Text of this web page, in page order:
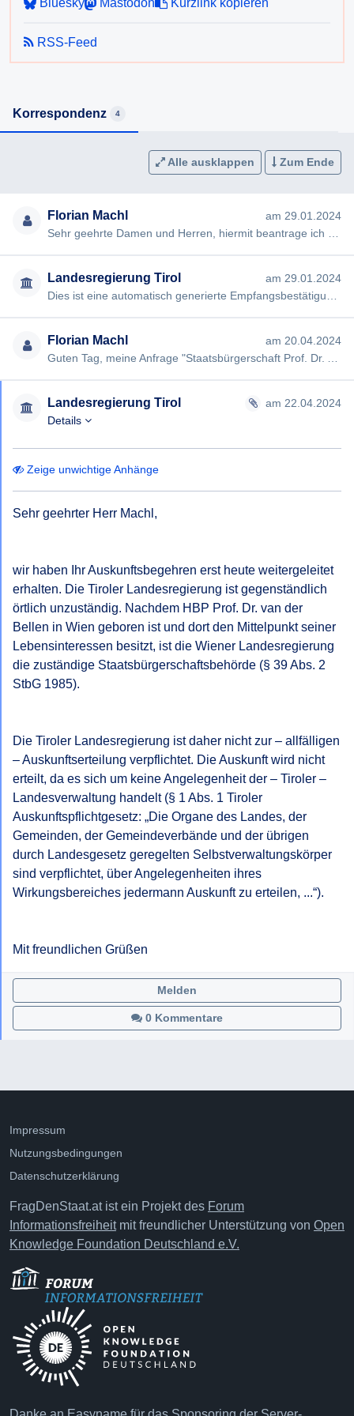
Existiert eine Bewilligung der Beibehaltung seiner
Existiert eine sonstige Sondergenehmigung für eine
Doppelstaatsbürgerschaft von Herrn Van der Bellen?
Haben estnische Staatsbürger das passive Wahlrecht zum
Auskunft aus Zuständigkeitsgründen nicht erteilen können,
Ich weise darauf hin, dass Prof. Dr. Van der Bellen eine
Person des öffentlichen Interesses ist und die Frage um
Persönlichkeitsrecht sehe ich deshalb hier als nachrangig
Bluesky
Mastodon Kurzlink kopieren
RSS-Feed
Korrespondenz 4
Alle ausklappen Zum Ende
Florian Machl
am 29.01.2024
Landesregierung Tirol
am 29.01.2024
Florian Machl
am 20.04.2024
Landesregierung Tirol
am 22.04.2024
Details
Zeige unwichtige Anhänge
Sehr geehrter Herr Machl,
wir haben Ihr Auskunftsbegehren erst heute weitergeleitet
erhalten. Die Tiroler Landesregierung ist gegenständlich
örtlich unzuständig. Nachdem HBP Prof. Dr. van der
Bellen in Wien geboren ist und dort den Mittelpunkt seiner
Lebensinteressen besitzt, ist die Wiener Landesregierung
die zuständige Staatsbürgerschaftsbehörde (§ 39 Abs. 2
StbG 1985).
Die Tiroler Landesregierung ist daher nicht zur – allfälligen
– Auskunftserteilung verpflichtet. Die Auskunft wird nicht
erteilt, da es sich um keine Angelegenheit der – Tiroler –
Landesverwaltung handelt (§ 1 Abs. 1 Tiroler
Auskunftspflichtgesetz: „Die Organe des Landes, der
Gemeinden, der Gemeindeverbände und der übrigen
durch Landesgesetz geregelten Selbstverwaltungskörper
sind verpflichtet, über Angelegenheiten ihres
Wirkungsbereiches jedermann Auskunft zu erteilen, ...“).
Mit freundlichen Grüßen
0 Kommentare
Melden
Impressum
Nutzungsbedingungen
Datenschutzerklärung
FragDenStaat.at ist ein Projekt des Forum
Informationsfreiheitmit freundlicher Unterstützung von Open
Knowledge Foundation Deutschland e.V.